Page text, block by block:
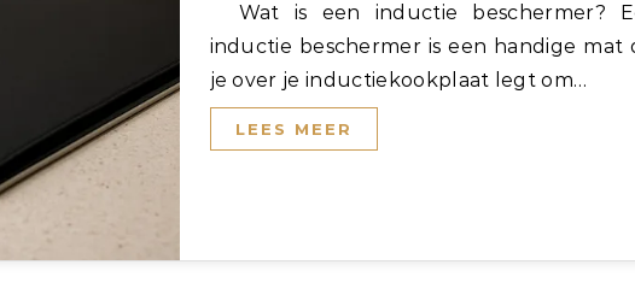
Wat is een inductie beschermer? Een
inductie beschermer is een handige mat
je over je inductiekookplaat legt om…
LEES MEER